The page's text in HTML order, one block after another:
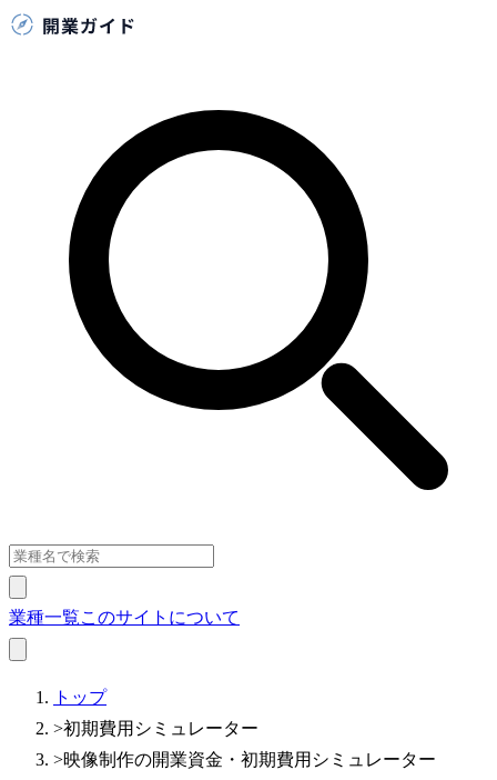
業種一覧このサイトについて
トップ
>初期費用シミュレーター
>映像制作の開業資金・初期費用シミュレーター